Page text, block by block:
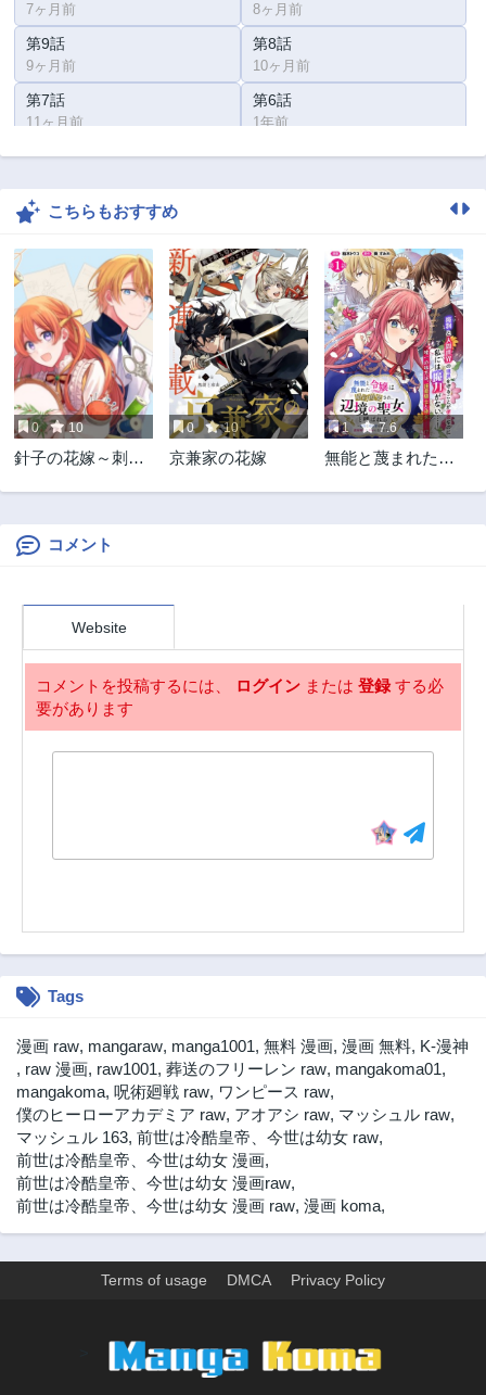
7ヶ月前 8ヶ月前
第9話
9ヶ月前
第8話
10ヶ月前
第7話
11ヶ月前
第6話
1年前
第5話 第4話
第3話
第1話
こちらもおすすめ
0 10
針子の花嫁～刺繍
なくなりました～
0 10
京兼家の花嫁
1 7.6
無能と蔑まれた令
呼ばれる～傲慢な
コメント
Website
コメントを投稿するには、 ログイン または 登録する必
要があります
Tags
漫画 raw, mangaraw, manga1001, 無料 漫画, 漫画 無料, K-漫神
, raw 漫画, raw1001, 葬送のフリーレン raw, mangakoma01,
mangakoma, 呪術廻戦 raw, ワンピース raw,
僕のヒーローアカデミア raw, アオアシ raw, マッシュル raw,
マッシュル 163, 前世は冷酷皇帝、今世は幼女 raw,
前世は冷酷皇帝、今世は幼女 漫画,
前世は冷酷皇帝、今世は幼女 漫画raw,
前世は冷酷皇帝、今世は幼女 漫画 raw, 漫画 koma,
Terms of usage DMCA Privacy Policy